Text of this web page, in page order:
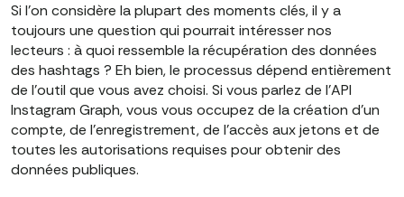
Si l'on considère la plupart des moments clés, il y a
toujours une question qui pourrait intéresser nos
lecteurs : à quoi ressemble la récupération des données
des hashtags ? Eh bien, le processus dépend entièrement
de l'outil que vous avez choisi. Si vous parlez de l'API
Instagram Graph, vous vous occupez de la création d'un
compte, de l'enregistrement, de l'accès aux jetons et de
toutes les autorisations requises pour obtenir des
données publiques.